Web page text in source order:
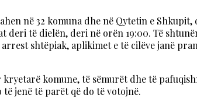
në 32 komuna dhe në Qytetin e
deri të dielën, deri në orën 19:00. Të
shtëpiak, aplikimet e të cilëve janë
komune, të sëmurët dhe të
jenë të parët që do të votojnë.